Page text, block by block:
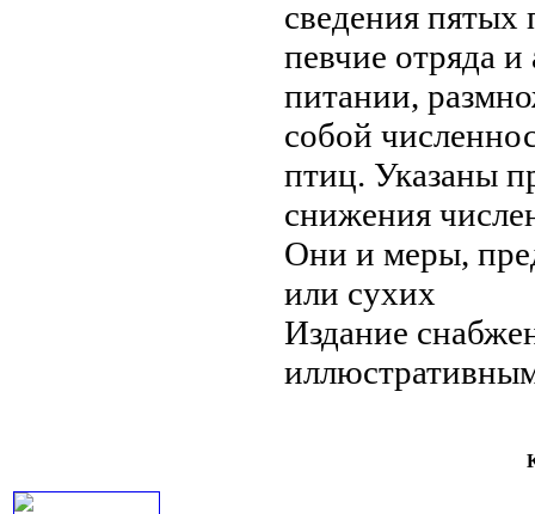
сведения пятых
певчие отряда и
питании,
собой
птиц. Указаны
снижения
Они и меры,
или сухих
Издание